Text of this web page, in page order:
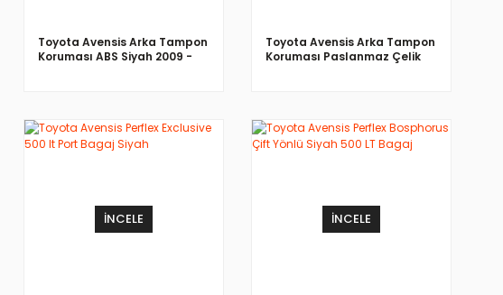
Toyota Avensis Arka Tampon
Koruması ABS Siyah 2009 -
Toyota Avensis Arka Tampon
Koruması Paslanmaz Çelik
İNCELE İNCELE